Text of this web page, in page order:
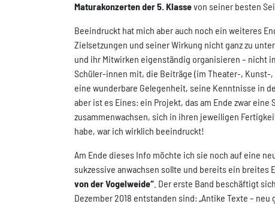
Maturakonzerten der 5. Klassevon seiner besten
Beeindruckt hat mich aber auch noch ein weiteres
Zielsetzungen und seiner Wirkung nicht ganz zu
und ihr Mitwirken eigenständig organisieren – nicht
Schüler-innen mit, die Beiträge (im Theater-, Kunst-
eine wunderbare Gelegenheit, seine Kenntnisse in
aber ist es Eines: ein Projekt, das am Ende zwar
zusammenwachsen, sich in ihren jeweiligen
habe, war ich wirklich beeindruckt!
Am Ende dieses Info möchte ich sie noch auf eine
sukzessive anwachsen sollte und bereits ein breites
von der Vogelweide“ . Der erste Band beschäftigt
Dezember 2018 entstanden sind: „Antike Texte –